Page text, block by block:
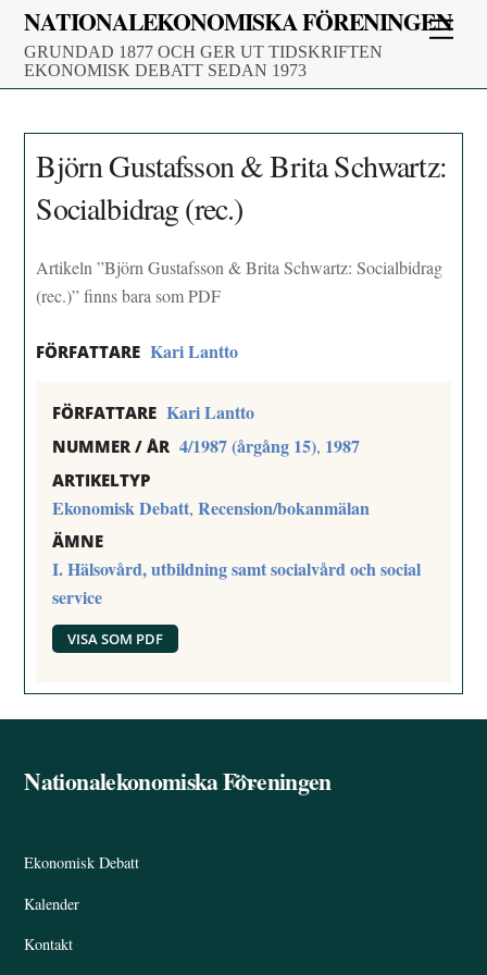
Skip
content
NATIONALEKONOMISKA FÖRENINGEN
GRUNDAD 1877 OCH GER UT TIDSKRIFTEN
EKONOMISK DEBATT SEDAN 1973
Björn Gustafsson & Brita Schwartz:
Socialbidrag (rec.)
Artikeln ”Björn Gustafsson & Brita Schwartz: Socialbidrag
(rec.)” finns bara som PDF
FÖRFATTARE Kari Lantto
FÖRFATTARE Kari Lantto
NUMMER / ÅR 4/1987 (årgång 15), 1987
ARTIKELTYP
Ekonomisk Debatt,Recension/bokanmälan
ÄMNE
I. Hälsovård, utbildning samt socialvård och social
service
VISA SOM PDF
Back
Nationalekonomiska Föreningen
Ekonomisk Debatt
Kalender
Kontakt